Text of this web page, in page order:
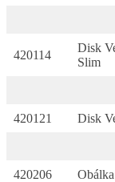
420114
Disk
Slim
420121 Disk
420206